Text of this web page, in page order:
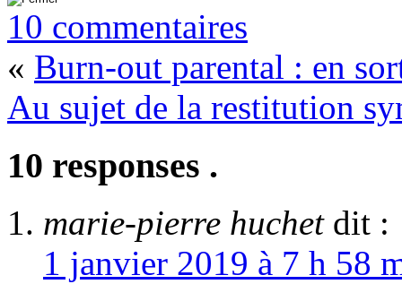
10 commentaires
« Burn-out parental : en
Au sujet de la restitution
10 responses .
marie-pierre huchet dit :
1 janvier 2019 à 7 h 58